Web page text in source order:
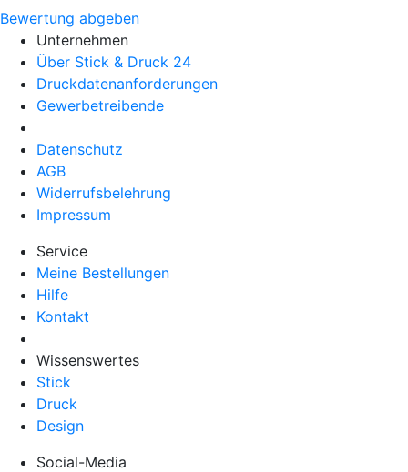
Bewertung abgeben
Unternehmen
Über Stick & Druck 24
Druckdatenanforderungen
Gewerbetreibende
Datenschutz
AGB
Widerrufsbelehrung
Impressum
Service
Meine Bestellungen
Hilfe
Kontakt
Wissenswertes
Stick
Druck
Design
Social-Media